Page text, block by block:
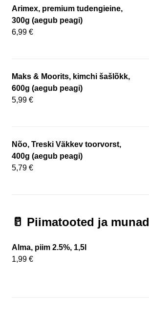
Arimex, premium tudengieine,
300g (aegub peagi)
6,99 €
Maks & Moorits, kimchi šašlõkk,
600g (aegub peagi)
5,99 €
Nõo, Treski Väkkev toorvorst,
400g (aegub peagi)
5,79 €
🥛 Piimatooted ja munad
Alma, piim 2.5%, 1,5l
1,99 €